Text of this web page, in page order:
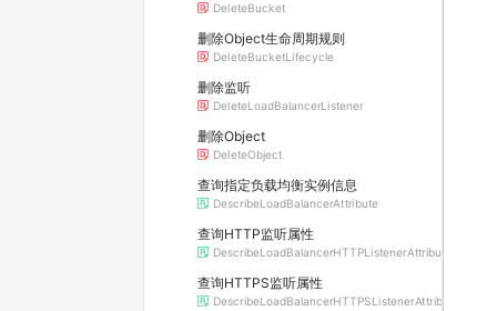
DeleteBucket
删除Object生命周期规则
DeleteBucketLifecycle
删除监听
DeleteLoadBalancerListener
删除Object
DeleteObject
查询指定负载均衡实例信息
DescribeLoadBalancerAttribute
查询HTTP监听属性
DescribeLoadBalancerHTTPListenerAttribute
查询HTTPS监听属性
DescribeLoadBalancerHTTPSListenerAttribute